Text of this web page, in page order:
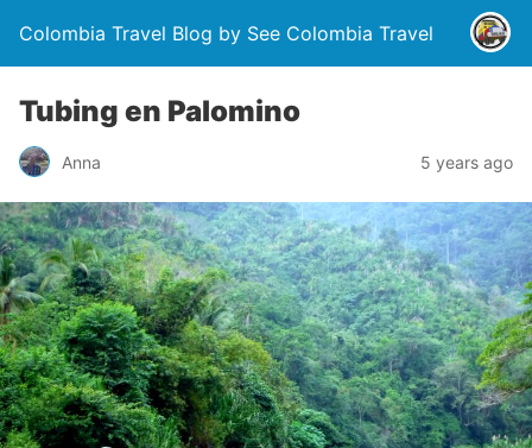
Colombia Travel Blog by See Colombia Travel
Tubing en Palomino
Anna 5 years ago